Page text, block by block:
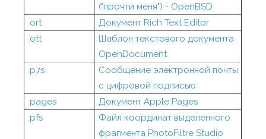
("прочти меня") - OpenBSD
.ort
Документ Rich Text Editor
.ott
Шаблон текстового документа
OpenDocument
.p7s
Сообщение электронной почты
с цифровой подписью
.pages
Документ Apple Pages
.pfs
Файл координат выделенного
фрагмента PhotoFiltre Studio